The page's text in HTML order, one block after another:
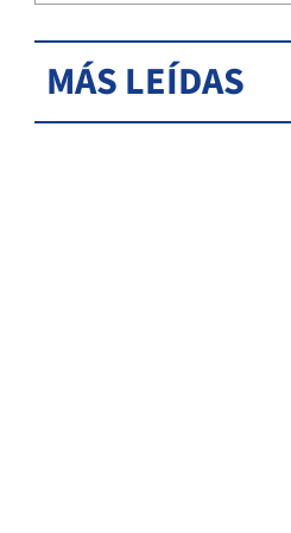
MÁS LEÍDAS